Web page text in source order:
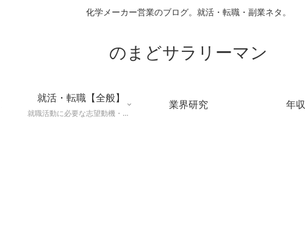
化学メーカー営業のブログ。就活・転職・副業ネタ。
のまどサラリーマン
就活・転職【全般】
就職活動に必要な志望動機・メールマナー・業界研究などに役立つ知識を公開するページ。
業界研究 年収